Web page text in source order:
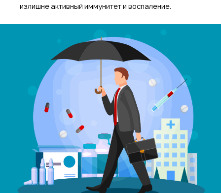
излишне активный иммунитет и воспаление.